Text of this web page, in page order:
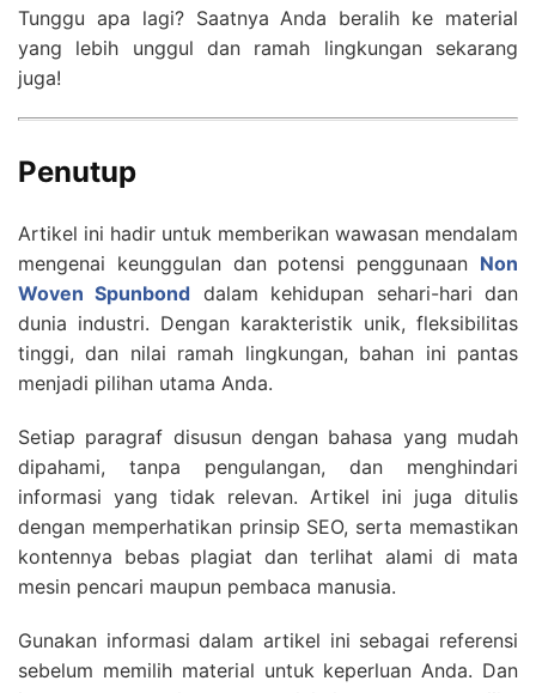
Tunggu apa lagi? Saatnya Anda beralih ke material
yang lebih unggul dan ramah lingkungan sekarang
juga!
Penutup
Artikel ini hadir untuk memberikan wawasan mendalam
mengenai keunggulan dan potensi penggunaan Non
Woven Spunbond dalam kehidupan sehari-hari dan
dunia industri. Dengan karakteristik unik, fleksibilitas
tinggi, dan nilai ramah lingkungan, bahan ini pantas
menjadi pilihan utama Anda.
Setiap paragraf disusun dengan bahasa yang mudah
dipahami, tanpa pengulangan, dan menghindari
informasi yang tidak relevan. Artikel ini juga ditulis
dengan memperhatikan prinsip SEO, serta memastikan
kontennya bebas plagiat dan terlihat alami di mata
mesin pencari maupun pembaca manusia.
Gunakan informasi dalam artikel ini sebagai referensi
sebelum memilih material untuk keperluan Anda. Dan